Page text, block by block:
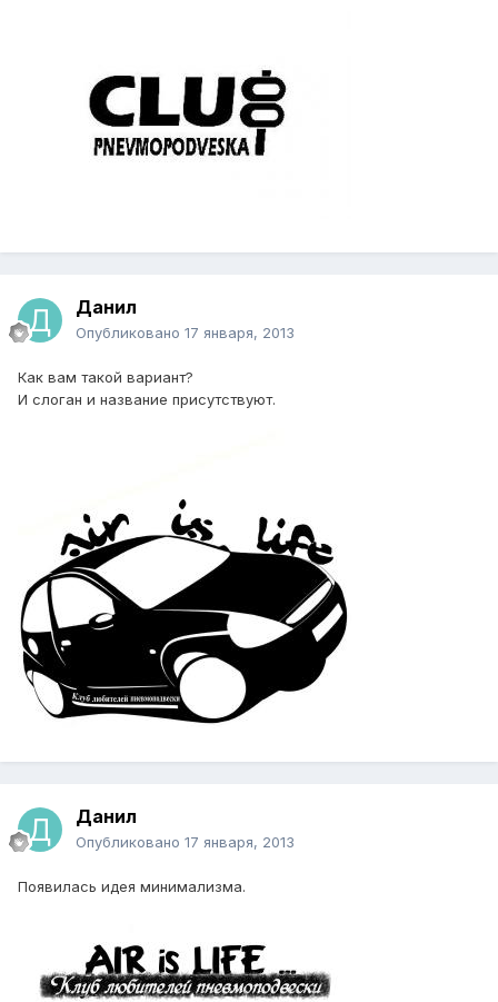
Данил
Опубликовано 17 января, 2013
Как вам такой вариант?
И слоган и название присутствуют.
Данил
Опубликовано 17 января, 2013
Появилась идея минимализма.